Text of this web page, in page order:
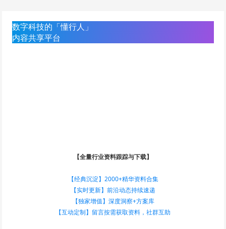
数字科技的「懂行人」
内容共享平台
【全量行业资料跟踪与下载】
【经典沉淀】2000+精华资料合集
【实时更新】前沿动态持续速递
【独家增值】深度洞察+方案库
【互动定制】留言按需获取资料，社群互助